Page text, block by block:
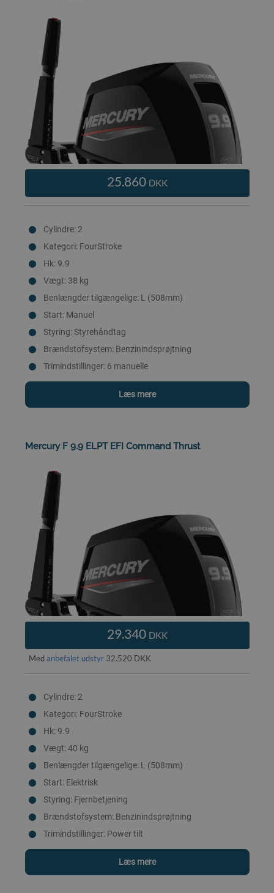
25.860 DKK
Cylindre: 2
Kategori: FourStroke
Hk: 9.9
Vægt: 38 kg
Benlængder tilgængelige: L (508mm)
Start: Manuel
Styring: Styrehåndtag
Brændstofsystem: Benzinindsprøjtning
Trimindstillinger: 6 manuelle
Læs mere
Mercury F 9.9 ELPT EFI Command Thrust
29.340 DKK
Med anbefalet udstyr32.520 DKK
Cylindre: 2
Kategori: FourStroke
Hk: 9.9
Vægt: 40 kg
Benlængder tilgængelige: L (508mm)
Start: Elektrisk
Styring: Fjernbetjening
Brændstofsystem: Benzinindsprøjtning
Trimindstillinger: Power tilt
Læs mere